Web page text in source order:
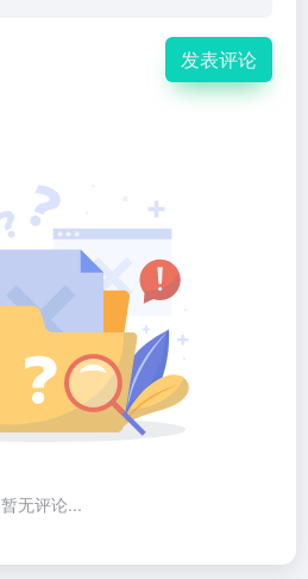
发表评论
暂无评论...